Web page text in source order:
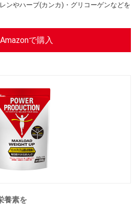
ンやハーブ(カンカ)・グリコーゲンなどを
Amazonで購入
養素を